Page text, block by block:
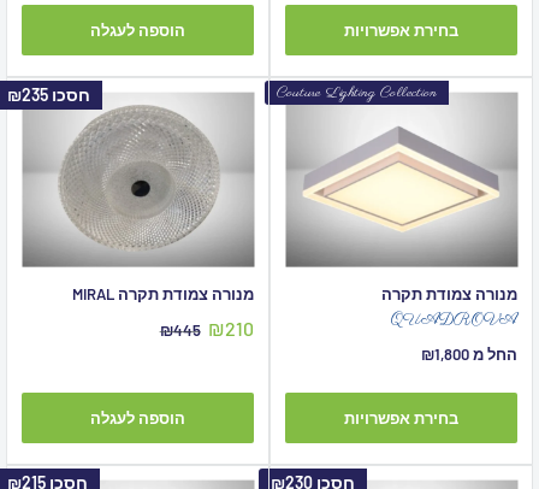
בחירת אפשרויות הוספה לעגלה
Couture Lighting Collection
מנורה צמודת תקרה
QUADROVA
מחיר
החל מ ₪1,800
בחירת אפשרויות
חסכו ₪235
מנורה צמודת תקרה MIRAL
מחיר
₪210 מחיר
₪445
הוספה לעגלה
חסכו ₪230 חסכו ₪215